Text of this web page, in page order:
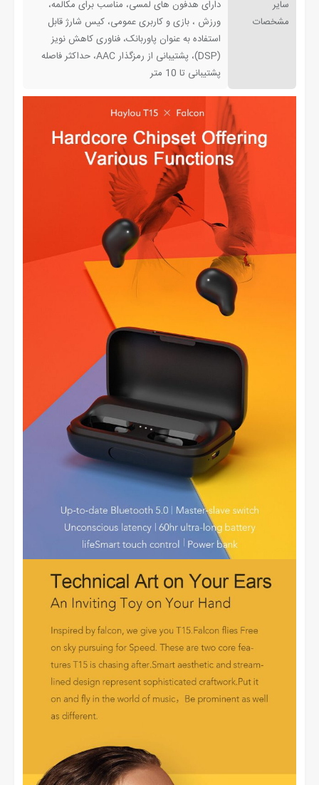
سایر
مشخصات
دارای هدفون های لمسی، مناسب برای مکالمه،
ورزش ، بازی و کاربری عمومی، کیس شارژ قابل
استفاده به عنوان پاوربانک، فناوری کاهش نویز
(DSP)، پشتیبانی از رمزگذار AAC، حداکثر فاصله
پشتیبانی تا 10 متر